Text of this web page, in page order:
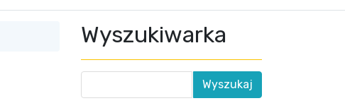
Wyszukiwarka